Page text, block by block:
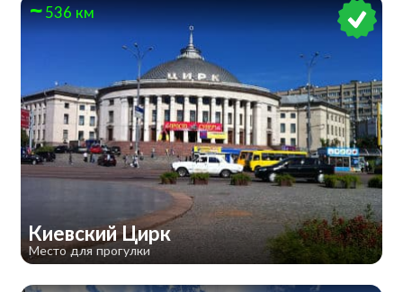
536 км
​Киевский Цирк
Место для прогулки